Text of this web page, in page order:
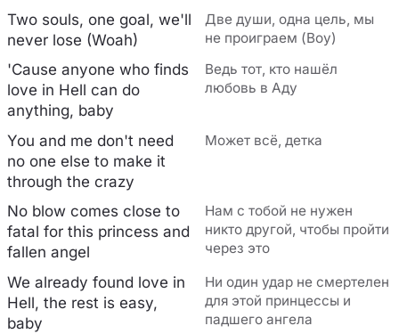
Two souls, one goal, we'll
never lose (Woah)
Две души, одна цель, мы
не проиграем (Воу)
'Cause anyone who finds
love in Hell can do
anything, baby
Ведь тот, кто нашёл
любовь в Аду
You and me don't need
no one else to make it
through the crazy
Может всё, детка
No blow comes close to
fatal for this princess and
fallen angel
Нам с тобой не нужен
никто другой, чтобы пройти
через это
We already found love in
Hell, the rest is easy,
baby
Ни один удар не смертелен
для этой принцессы и
падшего ангела